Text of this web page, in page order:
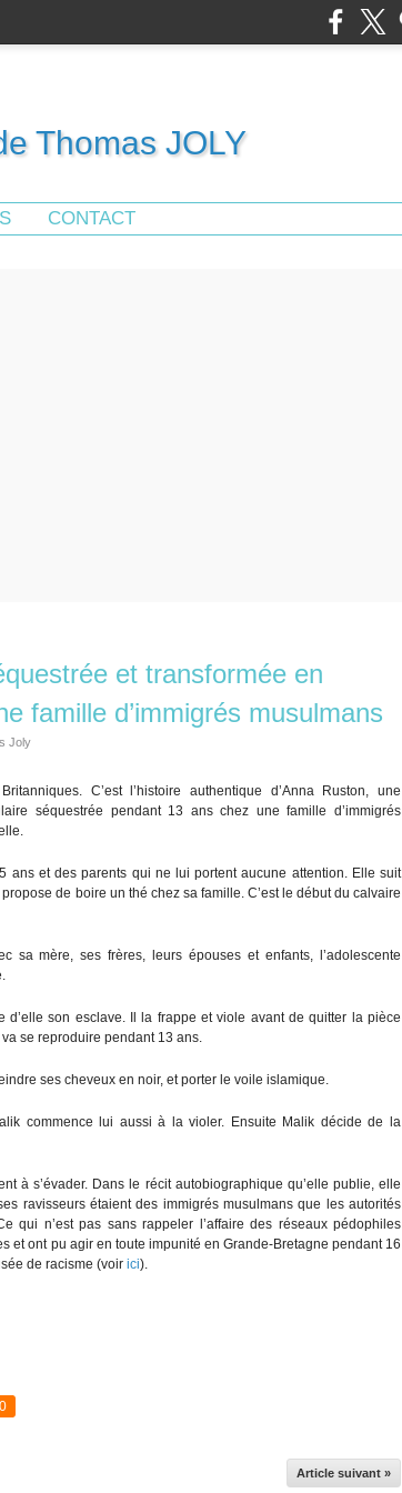
Thomas JOLY
CONTACT
et transformée en
famille d’immigrés musulmans
Joly
C’est l’histoire authentique d’Anna Ruston, une
séquestrée pendant 13 ans chez une famille d’immigrés
ans et des parents qui ne lui portent aucune attention. Elle suit
de boire un thé chez sa famille. C’est le début du calvaire
sa mère, ses frères, leurs épouses et enfants, l’adolescente
d’elle son esclave. Il la frappe et viole avant de quitter la pièce
se reproduire pendant 13 ans.
ses cheveux en noir, et porter le voile islamique.
commence lui aussi à la violer. Ensuite Malik décide de la
à s’évader. Dans le récit autobiographique qu’elle publie, elle
ravisseurs étaient des immigrés musulmans que les autorités
qui n’est pas sans rappeler l’affaire des réseaux pédophiles
et ont pu agir en toute impunité en Grande-Bretagne pendant 16
de racisme (voir ici).
0
Article suivant »